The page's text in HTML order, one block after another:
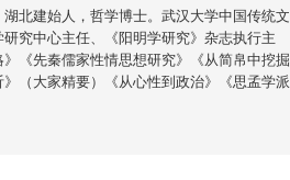
北建始人，哲学博士。武汉大学中国传统文
究中心主任、《阳明学研究》杂志执行主
《先秦儒家性情思想研究》《从简帛中挖掘
（大家精要）《从心性到政治》《思孟学派